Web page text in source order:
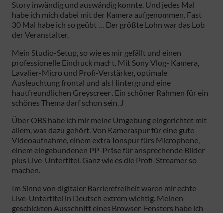
Story inwändig und auswändig konnte. Und jedes Mal
habe ich mich dabei mit der Kamera aufgenommen. Fast
30 Mal habe ich so geübt … Der größte Lohn war das Lob
der Veranstalter.
Mein Studio-Setup, so wie es mir gefällt und einen
professionelle Eindruck macht. Mit Sony Vlog- Kamera,
Lavalier-Micro und Profi-Verstärker, optimale
Ausleuchtung frontal und als Hintergrund eine
hautfreundlichen Greyscreen. Ein schöner Rahmen für ein
schönes Thema darf schon sein. J
Über OBS habe ich mir meine Umgebung eingerichtet mit
allem, was dazu gehört. Von Kameraspur für eine gute
Videoaufnahme, einem extra Tonspur fürs Microphone,
einem eingebundenen PP-Präse für ansprechende Bilder
plus Live-Untertitel. Ganz wie es die Profi-Streamer so
machen.
Im Sinne von digitaler Barrierefreiheit waren mir echte
Live-Untertitel in Deutsch extrem wichtig. Meinen
geschickten Ausschnitt eines Browser-Fensters habe ich